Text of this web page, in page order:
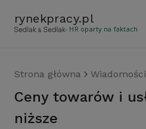
rynekpracy.pl
- HR oparty na faktach
Strona główna Wiadomości
Ceny towarów i usług nareszcie
niższe